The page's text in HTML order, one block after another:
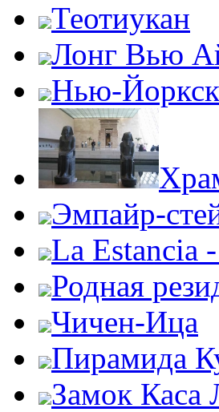
Теотиукан
Лонг Вью
Нью-
Эмпайр-
La Estancia
Родная
Чичен-Ица
Пирамида
Замок Каса